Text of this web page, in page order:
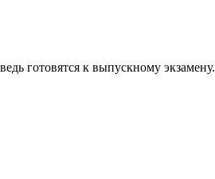
готовятся к выпускному экзамену.